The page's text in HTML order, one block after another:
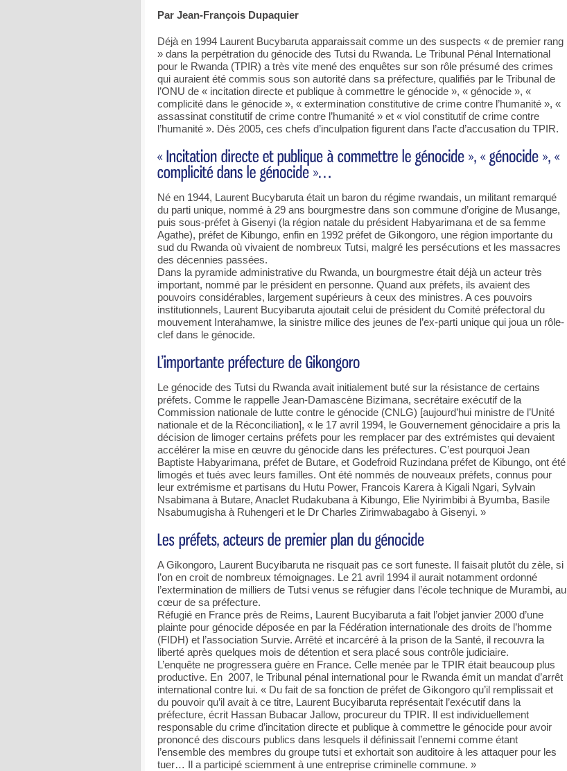
Par Jean-François Dupaquier
Déjà en 1994 Laurent Bucybaruta apparaissait comme un des suspects « de premier rang
» dans la perpétration du génocide des Tutsi du Rwanda. Le Tribunal Pénal International
pour le Rwanda (TPIR) a très vite mené des enquêtes sur son rôle présumé des crimes
qui auraient été commis sous son autorité dans sa préfecture, qualifiés par le Tribunal de
l’ONU de « incitation directe et publique à commettre le génocide », « génocide », «
complicité dans le génocide », « extermination constitutive de crime contre l’humanité », «
assassinat constitutif de crime contre l’humanité » et « viol constitutif de crime contre
l’humanité ». Dès 2005, ces chefs d’inculpation figurent dans l’acte d’accusation du TPIR.
Né en 1944, Laurent Bucybaruta était un baron du régime rwandais, un militant remarqué
du parti unique, nommé à 29 ans bourgmestre dans son commune d’origine de Musange,
puis sous-préfet à Gisenyi (la région natale du président Habyarimana et de sa femme
Agathe), préfet de Kibungo, enfin en 1992 préfet de Gikongoro, une région importante du
sud du Rwanda où vivaient de nombreux Tutsi, malgré les persécutions et les massacres
des décennies passées.
Dans la pyramide administrative du Rwanda, un bourgmestre était déjà un acteur très
important, nommé par le président en personne. Quand aux préfets, ils avaient des
pouvoirs considérables, largement supérieurs à ceux des ministres. A ces pouvoirs
institutionnels, Laurent Bucyibaruta ajoutait celui de président du Comité préfectoral du
mouvement Interahamwe, la sinistre milice des jeunes de l’ex-parti unique qui joua un rôle-
clef dans le génocide.
Le génocide des Tutsi du Rwanda avait initialement buté sur la résistance de certains
préfets. Comme le rappelle Jean-Damascène Bizimana, secrétaire exécutif de la
Commission nationale de lutte contre le génocide (CNLG) [aujourd’hui ministre de l’Unité
nationale et de la Réconciliation], « le 17 avril 1994, le Gouvernement génocidaire a pris la
décision de limoger certains préfets pour les remplacer par des extrémistes qui devaient
accélérer la mise en œuvre du génocide dans les préfectures. C’est pourquoi Jean
Baptiste Habyarimana, préfet de Butare, et Godefroid Ruzindana préfet de Kibungo, ont été
limogés et tués avec leurs familles. Ont été nommés de nouveaux préfets, connus pour
leur extrémisme et partisans du Hutu Power, Francois Karera à Kigali Ngari, Sylvain
Nsabimana à Butare, Anaclet Rudakubana à Kibungo, Elie Nyirimbibi à Byumba, Basile
Nsabumugisha à Ruhengeri et le Dr Charles Zirimwabagabo à Gisenyi. »
A Gikongoro, Laurent Bucyibaruta ne risquait pas ce sort funeste. Il faisait plutôt du zèle, si
l’on en croit de nombreux témoignages. Le 21 avril 1994 il aurait notamment ordonné
l’extermination de milliers de Tutsi venus se réfugier dans l’école technique de Murambi, au
cœur de sa préfecture.
Réfugié en France près de Reims, Laurent Bucyibaruta a fait l’objet janvier 2000 d’une
plainte pour génocide déposée en par la Fédération internationale des droits de l’homme
(FIDH) et l’association Survie. Arrêté et incarcéré à la prison de la Santé, il recouvra la
liberté après quelques mois de détention et sera placé sous contrôle judiciaire.
L’enquête ne progressera guère en France. Celle menée par le TPIR était beaucoup plus
productive. En 2007, le Tribunal pénal international pour le Rwanda émit un mandat d’arrêt
international contre lui. « Du fait de sa fonction de préfet de Gikongoro qu’il remplissait et
du pouvoir qu’il avait à ce titre, Laurent Bucyibaruta représentait l’exécutif dans la
préfecture, écrit Hassan Bubacar Jallow, procureur du TPIR. Il est individuellement
responsable du crime d’incitation directe et publique à commettre le génocide pour avoir
prononcé des discours publics dans lesquels il définissait l’ennemi comme étant
l’ensemble des membres du groupe tutsi et exhortait son auditoire à les attaquer pour les
tuer… Il a participé sciemment à une entreprise criminelle commune. »